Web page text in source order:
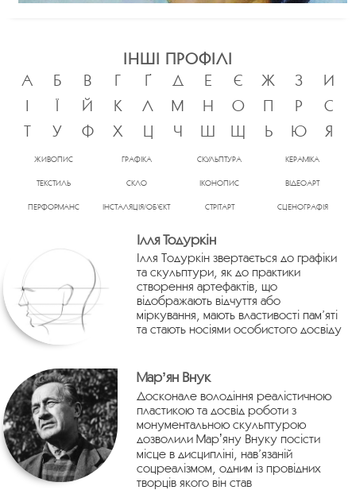
ІНШІ ПРОФІЛІ
А
Б В Г Ґ Д Е Є Ж З
И
І
Ї Й К Л М Н О П Р
С
Т
У Ф Х Ц Ч Ш Щ Ь Ю Я
ЖИВОПИС ГРАФІКА СКУЛЬПТУРА КЕРАМІКА
ТЕКСТИЛЬ СКЛО ІКОНОПИС ВІДЕОАРТ
ПЕРФОРМАНС ІНСТАЛЯЦІЯ/ОБ’ЄКТ СТРІТАРТ СЦЕНОГРАФІЯ
Ілля Тодуркін
Ілля Тодуркін звертається до графіки
та скульптури, як до практики
створення артефактів, що
відображають відчуття або
міркування, мають властивості пам’яті
та стають носіями особистого досвіду
Марʼян Внук
Досконале володіння реалістичною
пластикою та досвід роботи з
монументальною скульптурою
дозволили Марʼяну Внуку посісти
місце в дисципліні, нав’язаній
соцреалізмом, одним із провідних
творців якого він став